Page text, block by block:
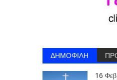
ΔΗΜΟΦΙΛΗ
16